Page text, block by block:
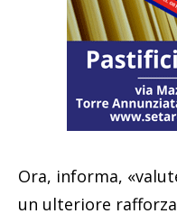
Ora, informa,
un ulteriore